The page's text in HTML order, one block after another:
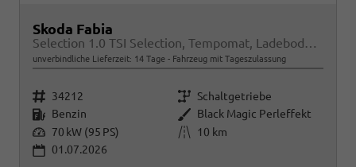
Skoda Fabia
Selection 1.0 TSI Selection, Tempomat, Ladeboden, Park, Winterpaket, SmartLink, 4-J Garantie
unverbindliche Lieferzeit: 14 Tage Fahrzeug mit Tageszulassung
Fahrzeugnr. 34212 Getriebe Schaltgetriebe
Kraftstoff Benzin Außenfarbe Black Magic Perleffekt
Leistung 70 kW (95 PS) Kilometerstand
10 km
01.07.2026